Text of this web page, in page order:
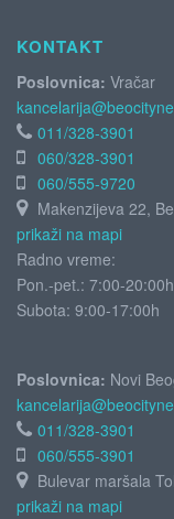
KONTAKT
Poslovnica: Vračar
011/328-3901
060/328-3901
060/555-9720
Makenzijeva 22,
prikaži na mapi
Radno vreme:
Pon.-pet.: 7:00-20:00h
Subota: 9:00-17:00h
Poslovnica: Novi
011/328-3901
060/555-3901
Bulevar maršala
prikaži na mapi